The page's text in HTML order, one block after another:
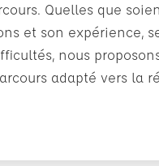
Quelles que
et son expérience,
nous
adapté vers la